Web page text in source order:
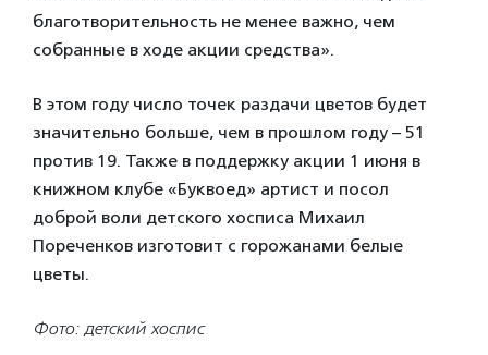
благотворительность не менее важно, чем
собранные в ходе акции средства».
В этом году число точек раздачи цветов будет
значительно больше, чем в прошлом году – 51
против 19. Также в поддержку акции 1 июня в
книжном клубе «Буквоед» артист и посол
доброй воли детского хосписа Михаил
Пореченков изготовит с горожанами белые
цветы.
Фото: детский хоспис